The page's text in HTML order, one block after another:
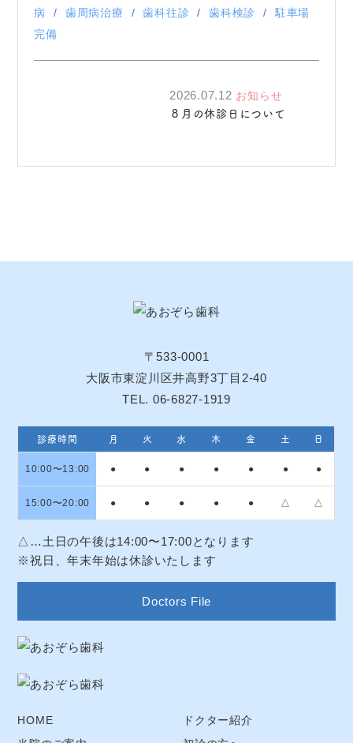
病
歯周病治療 歯科往診 歯科検診
駐車場
完備
2026.07.12 お知らせ
８月の休診日について
〒533-0001
大阪市東淀川区井高野3丁目2-40
TEL. 06-6827-1919
診療時間 月 火 水 木 金 土 日
10:00〜13:00 ● ● ● ● ● ● ●
15:00〜20:00 ● ● ● ● ● △ △
△…土日の午後は14:00〜17:00となります
※祝日、年末年始は休診いたします
Doctors File
HOME
ドクター紹介